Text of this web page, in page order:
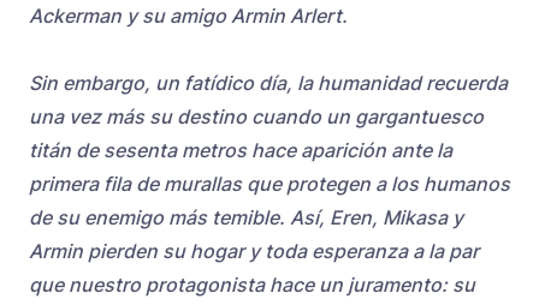
Ackerman y su amigo Armin Arlert.
Sin embargo, un fatídico día, la humanidad recuerda
una vez más su destino cuando un gargantuesco
titán de sesenta metros hace aparición ante la
primera fila de murallas que protegen a los humanos
de su enemigo más temible. Así, Eren, Mikasa y
Armin pierden su hogar y toda esperanza a la par
que nuestro protagonista hace un juramento: su